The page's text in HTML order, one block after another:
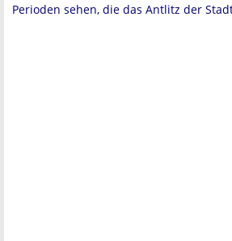
Perioden sehen, die das Antlitz der